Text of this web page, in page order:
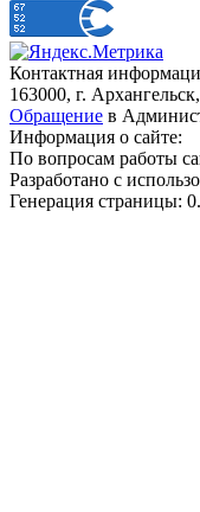
Контактная
163000, г.
Обращение в
Информация о сайте:
По вопросам работы
Разработано с
Генерация страницы: